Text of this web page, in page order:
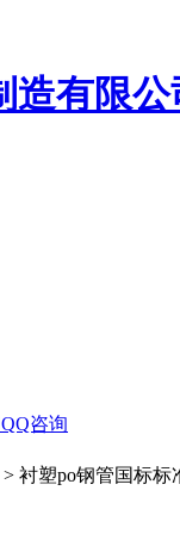
QQ咨询
> 衬塑po钢管国标标